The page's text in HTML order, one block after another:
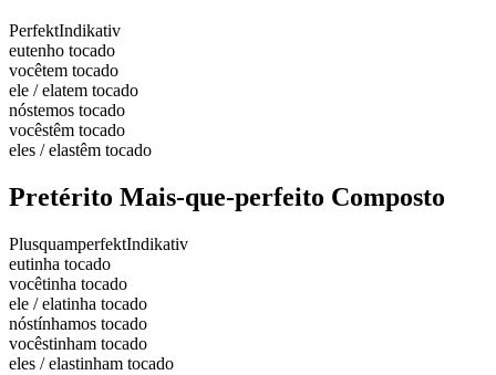
PerfektIndikativ
eutenho tocado
vocêtem tocado
ele / elatem tocado
nóstemos tocado
vocêstêm tocado
eles / elastêm tocado
Pretérito Mais-que-perfeito Composto
PlusquamperfektIndikativ
eutinha tocado
vocêtinha tocado
ele / elatinha tocado
nóstínhamos tocado
vocêstinham tocado
eles / elastinham tocado